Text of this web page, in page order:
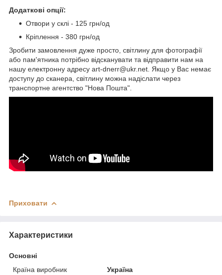
Додаткові опції:
Отвори у склі - 125 грн/од
Кріплення - 380 грн/од
Зробити замовлення дуже просто, світлину для фотографії
або пам'ятника потрібно відсканувати та відправити нам на
нашу електронну адресу art-dnerr@ukr.net. Якщо у Вас немає
доступу до сканера, світлину можна надіслати через
транспортне агентство "Нова Пошта".
Приховати
Характеристики
Основні
Країна виробник
Україна